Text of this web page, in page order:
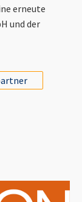
erneute
und der